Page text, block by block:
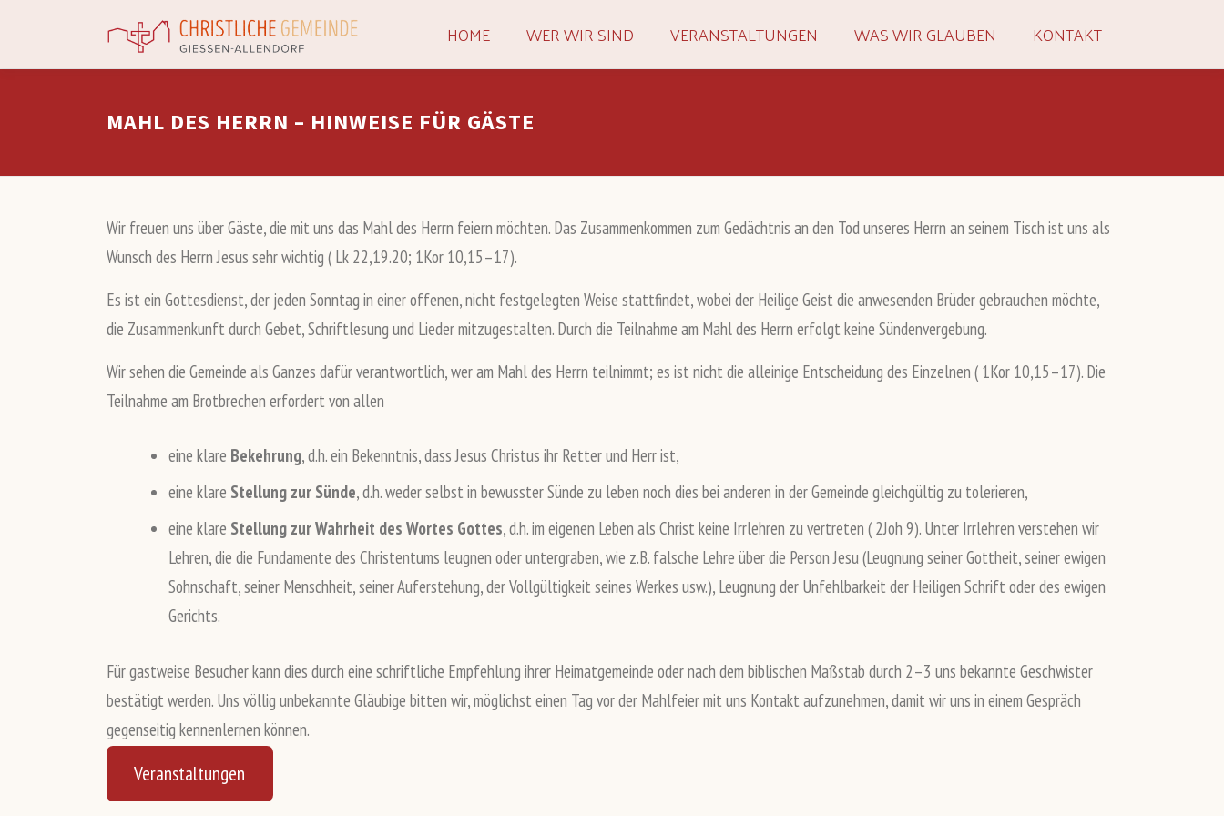
springen
HOME WER WIR SIND VERANSTALTUNGEN WAS WIR GLAUBEN KONTAKT
MAHL DES HERRN – HINWEISE FÜR GÄSTE
Wir freuen uns über Gäste, die mit uns das Mahl des Herrn feiern möchten. Das Zusammenkommen zum Gedächtnis an den Tod unseres Herrn an seinem Tisch ist uns als
Wunsch des Herrn Jesus sehr wichtig ( Lk 22,19.20; 1Kor 10,15–17).
Es ist ein Gottesdienst, der jeden Sonntag in einer offenen, nicht festgelegten Weise stattfindet, wobei der Heilige Geist die anwesenden Brüder gebrauchen möchte,
die Zusammenkunft durch Gebet, Schriftlesung und Lieder mitzugestalten. Durch die Teilnahme am Mahl des Herrn erfolgt keine Sündenvergebung.
Wir sehen die Gemeinde als Ganzes dafür verantwortlich, wer am Mahl des Herrn teilnimmt; es ist nicht die alleinige Entscheidung des Einzelnen ( 1Kor 10,15–17). Die
Teilnahme am Brotbrechen erfordert von allen
eine klare Bekehrung, d.h. ein Bekenntnis, dass Jesus Christus ihr Retter und Herr ist,
eine klare Stellung zur Sünde, d.h. weder selbst in bewusster Sünde zu leben noch dies bei anderen in der Gemeinde gleichgültig zu tolerieren,
eine klare Stellung zur Wahrheit des Wortes Gottes, d.h. im eigenen Leben als Christ keine Irrlehren zu vertreten ( 2Joh 9). Unter Irrlehren verstehen wir
Lehren, die die Fundamente des Christentums leugnen oder untergraben, wie z.B. falsche Lehre über die Person Jesu (Leugnung seiner Gottheit, seiner ewigen
Sohnschaft, seiner Menschheit, seiner Auferstehung, der Vollgültigkeit seines Werkes usw.), Leugnung der Unfehlbarkeit der Heiligen Schrift oder des ewigen
Gerichts.
Für gastweise Besucher kann dies durch eine schriftliche Empfehlung ihrer Heimatgemeinde oder nach dem biblischen Maßstab durch 2–3 uns bekannte Geschwister
bestätigt werden. Uns völlig unbekannte Gläubige bitten wir, möglichst einen Tag vor der Mahlfeier mit uns Kontakt aufzunehmen, damit wir uns in einem Gespräch
gegenseitig kennenlernen können.
Veranstaltungen